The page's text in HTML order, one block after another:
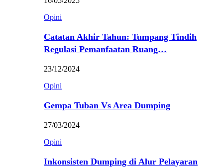
Opini
Catatan Akhir Tahun: Tumpang Tindih
Regulasi Pemanfaatan Ruang…
23/12/2024
Opini
Gempa Tuban Vs Area Dumping
27/03/2024
Opini
Inkonsisten Dumping di Alur Pelayaran